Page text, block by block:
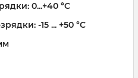
0...+40 °C
-15 ... +50 °C